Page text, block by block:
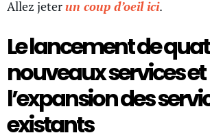
Allez jeterun coup d’oeil ici.
Le lancement de
nouveaux services et
l’expansion des
existants